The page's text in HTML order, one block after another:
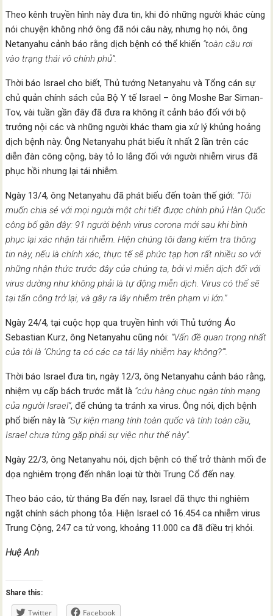
Theo kênh truyền hình này đưa tin, khi đó những người khác cùng
nói chuyện không nhớ ông đã nói câu này, nhưng họ nói, ông
Netanyahu cảnh báo rằng dịch bệnh có thể khiến “toàn cầu rơi
vào trạng thái vô chính phủ”.
Thời báo Israel cho biết, Thủ tướng Netanyahu và Tổng cán sự
chủ quản chính sách của Bộ Y tế Israel – ông Moshe Bar Siman-
Tov, vài tuần gần đây đã đưa ra không ít cảnh báo đối với bộ
trưởng nội các và những người khác tham gia xử lý khủng hoảng
dịch bệnh này. Ông Netanyahu phát biểu ít nhất 2 lần trên các
diễn đàn công cộng, bày tỏ lo lắng đối với người nhiễm virus đã
phục hồi nhưng lại tái nhiễm.
Ngày 13/4, ông Netanyahu đã phát biểu đến toàn thế giới: “Tôi
muốn chia sẻ với mọi người một chi tiết được chính phủ Hàn Quốc
công bố gần đây: 91 người bệnh virus corona mới sau khi bình
phục lại xác nhận tái nhiễm. Hiện chúng tôi đang kiểm tra thông
tin này, nếu là chính xác, thực tế sẽ phức tạp hơn rất nhiều so với
những nhận thức trước đây của chúng ta, bởi vì miễn dịch đối với
virus dường như không phải là tự động miễn dịch. Virus có thể sẽ
tại tấn công trở lại, và gây ra lây nhiễm trên phạm vi lớn.”
Ngày 24/4, tại cuộc họp qua truyền hình với Thủ tướng Áo
Sebastian Kurz, ông Netanyahu cũng nói: “Vấn đề quan trọng nhất
của tôi là ‘Chúng ta có các ca tái lây nhiễm hay không?’”.
Thời báo Israel đưa tin, ngày 12/3, ông Netanyahu cảnh báo rằng,
nhiệm vụ cấp bách trước mắt là “cứu hàng chục ngàn tính mạng
của người Israel”, để chúng ta tránh xa virus. Ông nói, dịch bệnh
phổ biến này là “Sự kiện mang tính toàn quốc và tính toàn cầu,
Israel chưa từng gặp phải sự việc như thế này”.
Ngày 22/3, ông Netanyahu nói, dịch bệnh có thể trở thành mối đe
dọa nghiêm trọng đến nhân loại từ thời Trung Cổ đến nay.
Theo báo cáo, từ tháng Ba đến nay, Israel đã thực thi nghiêm
ngặt chính sách phong tỏa. Hiện Israel có 16.454 ca nhiễm virus
Trung Cộng, 247 ca tử vong, khoảng 11.000 ca đã điều trị khỏi.
Huệ Anh
Share this:
Twitter Facebook